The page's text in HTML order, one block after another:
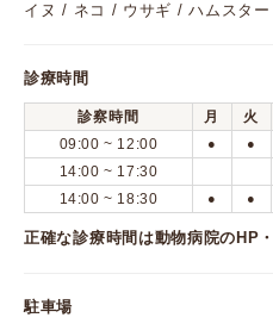
イヌ / ネコ / ウサギ / ハムスター
診療時間
診察時間 月 火
09:00 ~ 12:00
● ●
14:00 ~ 17:30
14:00 ~ 18:30 ● ●
正確な診療時間は動物病院のHP
駐車場